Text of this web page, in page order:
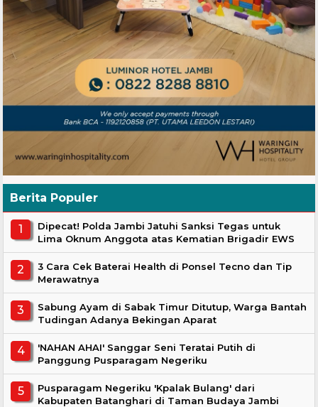
Berita Populer
Dipecat! Polda Jambi Jatuhi Sanksi Tegas untuk
Lima Oknum Anggota atas Kematian Brigadir EWS
3 Cara Cek Baterai Health di Ponsel Tecno dan Tip
Merawatnya
Sabung Ayam di Sabak Timur Ditutup, Warga Bantah
Tudingan Adanya Bekingan Aparat
'NAHAN AHAI' Sanggar Seni Teratai Putih di
Panggung Pusparagam Negeriku
Pusparagam Negeriku 'Kpalak Bulang' dari
Kabupaten Batanghari di Taman Budaya Jambi